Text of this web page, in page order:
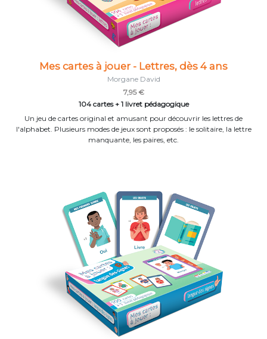
Mes cartes à jouer - Lettres, dès 4 ans
Morgane David
7,95 €
104 cartes + 1 livret pédagogique
Un jeu de cartes original et amusant pour découvrir les lettres de
l'alphabet. Plusieurs modes de jeux sont proposés : le solitaire, la lettre
manquante, les paires, etc.